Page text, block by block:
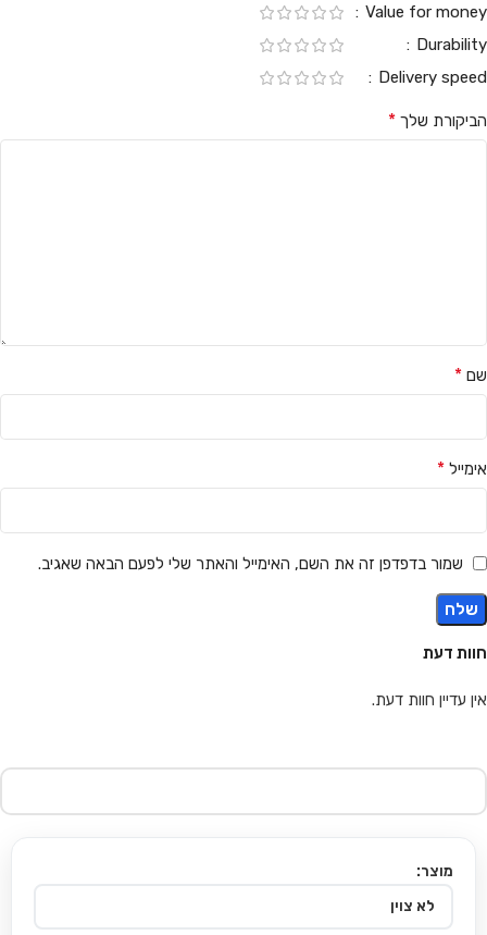
חוות דעת
אין עדיין חוות דעת.
Value for money
Durability
Delivery speed
הביקורת שלך *
שם *
אימייל *
שמור בדפדפן זה את השם, האימייל והאתר שלי לפעם הבאה שאגיב.
מוצר: